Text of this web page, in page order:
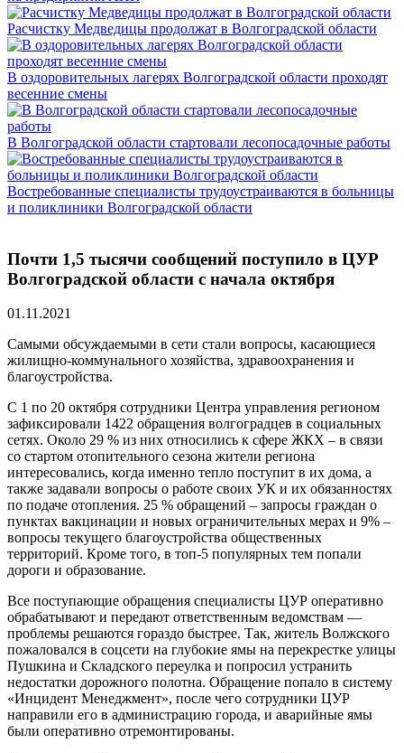
Расчистку Медведицы продолжат в Волгоградской области
В оздоровительных лагерях Волгоградской области проходят
весенние смены
В Волгоградской области стартовали лесопосадочные работы
Востребованные специалисты трудоустраиваются в больницы
и поликлиники Волгоградской области
Почти 1,5 тысячи сообщений поступило в ЦУР
Волгоградской области с начала октября
01.11.2021
Самыми обсуждаемыми в сети стали вопросы, касающиеся
жилищно-коммунального хозяйства, здравоохранения и
благоустройства.
С 1 по 20 октября сотрудники Центра управления регионом
зафиксировали 1422 обращения волгоградцев в социальных
сетях. Около 29 % из них относились к сфере ЖКХ – в связи
со стартом отопительного сезона жители региона
интересовались, когда именно тепло поступит в их дома, а
также задавали вопросы о работе своих УК и их обязанностях
по подаче отопления. 25 % обращений – запросы граждан о
пунктах вакцинации и новых ограничительных мерах и 9% –
вопросы текущего благоустройства общественных
территорий. Кроме того, в топ-5 популярных тем попали
дороги и образование.
Все поступающие обращения специалисты ЦУР оперативно
обрабатывают и передают ответственным ведомствам —
проблемы решаются гораздо быстрее. Так, житель Волжского
пожаловался в соцсети на глубокие ямы на перекрестке улицы
Пушкина и Складского переулка и попросил устранить
недостатки дорожного полотна. Обращение попало в систему
«Инцидент Менеджмент», после чего сотрудники ЦУР
направили его в администрацию города, и аварийные ямы
были оперативно отремонтированы.